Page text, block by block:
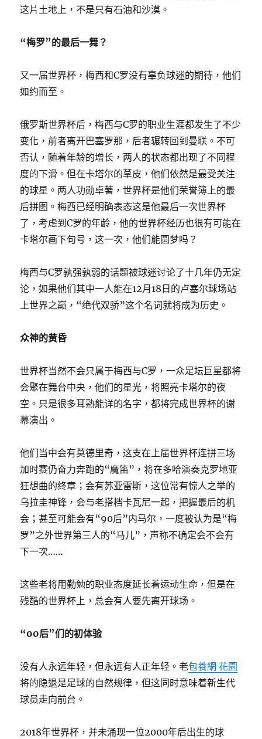
这片土地上，不是只有石油和沙漠。
“梅罗”的最后一舞？
又一届世界杯，梅西和C罗没有辜负球迷的期待，他们
如约而至。
俄罗斯世界杯后，梅西与C罗的职业生涯都发生了不少
变化，前者离开巴塞罗那，后者辗转回到曼联。不可
否认，随着年龄的增长，两人的状态都出现了不同程
度的下滑。但在卡塔尔的草皮，他们依然是最受关注
的球星。两人功勋卓著，世界杯是他们荣誉簿上的最
后拼图。梅西已经明确表态这是他最后一次世界杯
了，考虑到C罗的年龄，他的世界杯经历也很有可能在
卡塔尔画下句号，这一次，他们能圆梦吗？
梅西与C罗孰强孰弱的话题被球迷讨论了十几年仍无定
论，如果他们其中一人能在12月18日的卢塞尔球场站
上世界之巅，“绝代双骄”这个名词就将成为历史。
众神的黄昏
世界杯当然不会只属于梅西与C罗，一众足坛巨星都将
会聚在舞台中央，他们的星光，将照亮卡塔尔的夜
空。只是很多耳熟能详的名字，都将完成世界杯的谢
幕演出。
他们当中会有莫德里奇，这支在上届世界杯连拼三场
加时赛仍奋力奔跑的“魔笛”，将在多哈演奏克罗地亚
狂想曲的终章；会有苏亚雷斯，这位常有惊人之举的
乌拉圭神锋，会与老搭档卡瓦尼一起，把握最后的机
会；甚至可能会有“90后”内马尔，一度被认为是“梅
罗”之外世界第三人的“马儿”，声称不确定会不会有
下一次……
这些老将用勤勉的职业态度延长着运动生命，但是在
残酷的世界杯上，总会有人要先离开球场。
“00后”们的初体验
没有人永远年轻，但永远有人正年轻。老包養網 花園
将的隐退是足球的自然规律，但这同时意味着新生代
球员走向前台。
2018年世界杯，并未涌现一位2000年后出生的球